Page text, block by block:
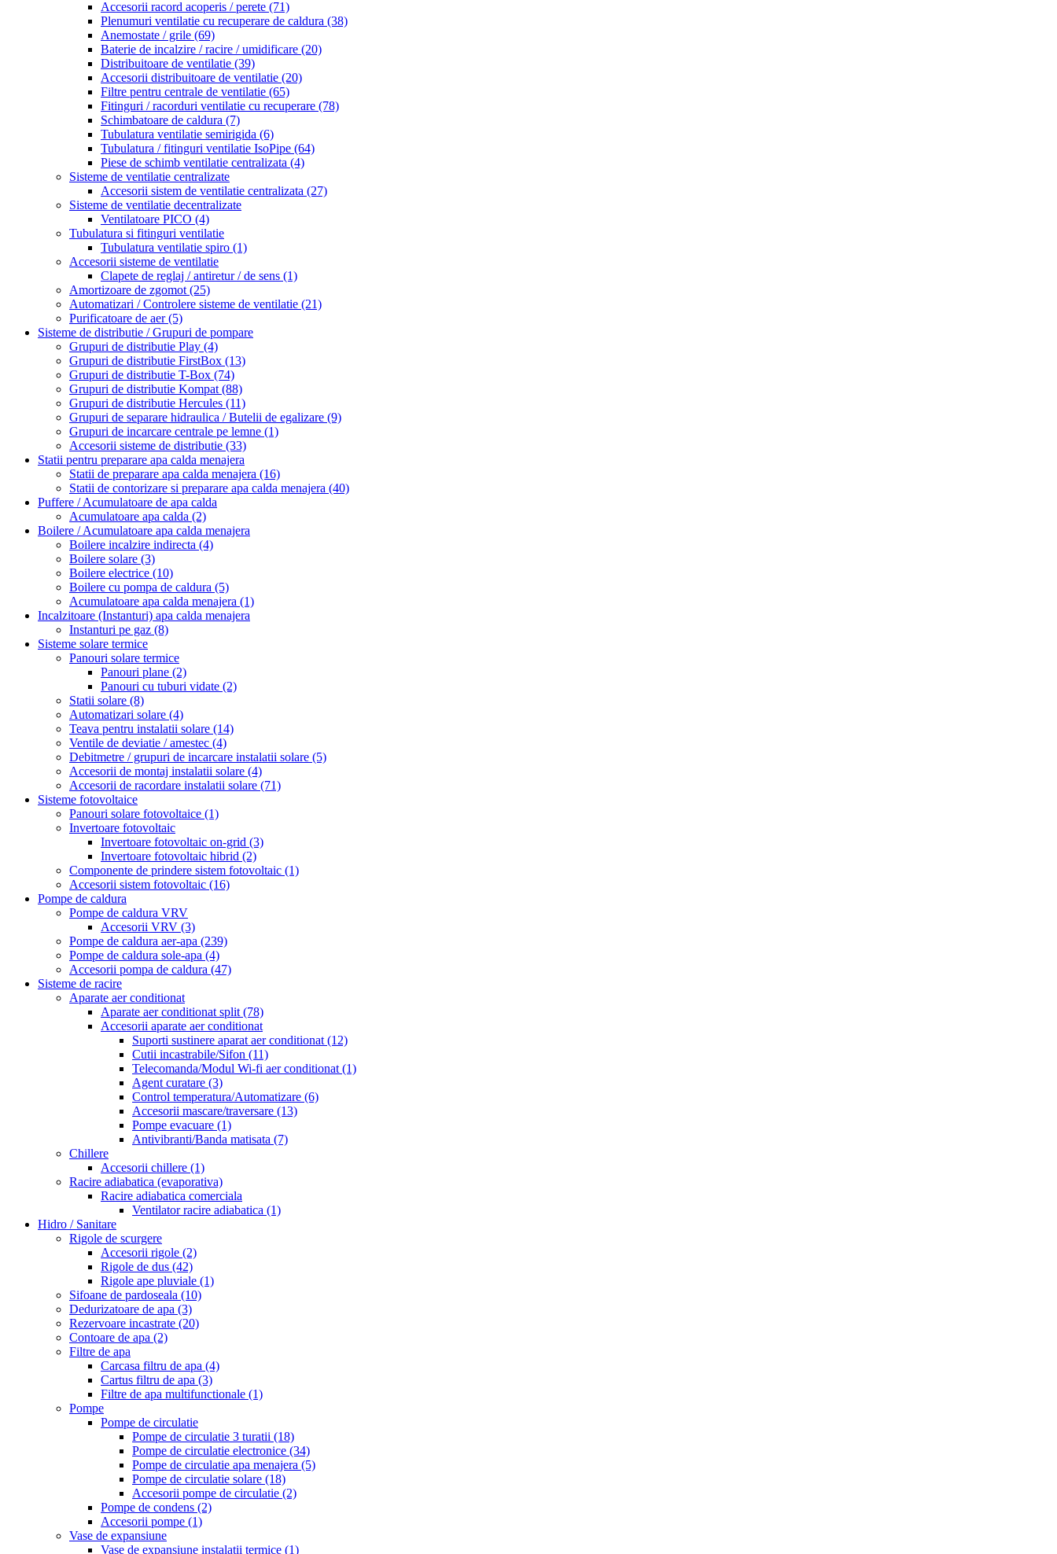
Accesorii racord acoperis / perete (71)
Plenumuri ventilatie cu recuperare de caldura (38)
Anemostate / grile (69)
Baterie de incalzire / racire / umidificare (20)
Distribuitoare de ventilatie (39)
Accesorii distribuitoare de ventilatie (20)
Filtre pentru centrale de ventilatie (65)
Fitinguri / racorduri ventilatie cu recuperare (78)
Schimbatoare de caldura (7)
Tubulatura ventilatie semirigida (6)
Tubulatura / fitinguri ventilatie IsoPipe (64)
Piese de schimb ventilatie centralizata (4)
Sisteme de ventilatie centralizate
Accesorii sistem de ventilatie centralizata (27)
Sisteme de ventilatie decentralizate
Ventilatoare PICO (4)
Tubulatura si fitinguri ventilatie
Tubulatura ventilatie spiro (1)
Accesorii sisteme de ventilatie
Clapete de reglaj / antiretur / de sens (1)
Amortizoare de zgomot (25)
Automatizari / Controlere sisteme de ventilatie (21)
Purificatoare de aer(5)
Sisteme de distributie / Grupuri de pompare
Grupuri de distributie Play (4)
Grupuri de distributie FirstBox (13)
Grupuri de distributie T-Box (74)
Grupuri de distributie Kompat (88)
Grupuri de distributie Hercules (11)
Grupuri de separare hidraulica / Butelii de egalizare (9)
Grupuri de incarcare centrale pe lemne (1)
Accesorii sisteme de distributie (33)
Statii pentru preparare apa calda menajera
Statii de preparare apa calda menajera (16)
Statii de contorizare si preparare apa calda menajera (40)
Puffere / Acumulatoare de apa calda
Acumulatoare apa calda (2)
Boilere / Acumulatoare apa calda menajera
Boilere incalzire indirecta (4)
Boilere solare (3)
Boilere electrice (10)
Boilere cu pompa de caldura (5)
Acumulatoare apa calda menajera (1)
Incalzitoare (Instanturi) apa calda menajera
Instanturi pe gaz (8)
Sisteme solare termice
Panouri solare termice
Panouri plane (2)
Panouri cu tuburi vidate (2)
Statii solare (8)
Automatizari solare (4)
Teava pentru instalatii solare (14)
Ventile de deviatie / amestec (4)
Debitmetre / grupuri de incarcare instalatii solare (5)
Accesorii de montaj instalatii solare (4)
Accesorii de racordare instalatii solare (71)
Sisteme fotovoltaice
Panouri solare fotovoltaice (1)
Invertoare fotovoltaic
Invertoare fotovoltaic on-grid (3)
Invertoare fotovoltaic hibrid (2)
Componente de prindere sistem fotovoltaic (1)
Accesorii sistem fotovoltaic (16)
Pompe de caldura
Pompe de caldura VRV
Accesorii VRV (3)
Pompe de caldura aer-apa (239)
Pompe de caldura sole-apa (4)
Accesorii pompa de caldura (47)
Sisteme de racire
Aparate aer conditionat
Aparate aer conditionat split (78)
Accesorii aparate aer conditionat
Suporti sustinere aparat aer conditionat (12)
Cutii incastrabile/Sifon (11)
Telecomanda/Modul Wi-fi aer conditionat (1)
Agent curatare (3)
Control temperatura/Automatizare (6)
Accesorii mascare/traversare (13)
Pompe evacuare (1)
Antivibranti/Banda matisata (7)
Chillere
Accesorii chillere (1)
Racire adiabatica (evaporativa)
Racire adiabatica comerciala
Ventilator racire adiabatica (1)
Hidro / Sanitare
Rigole de scurgere
Accesorii rigole (2)
Rigole de dus (42)
Rigole ape pluviale (1)
Sifoane de pardoseala (10)
Dedurizatoare de apa (3)
Rezervoare incastrate (20)
Contoare de apa (2)
Filtre de apa
Carcasa filtru de apa (4)
Cartus filtru de apa (3)
Filtre de apa multifunctionale (1)
Pompe
Pompe de circulatie
Pompe de circulatie 3 turatii (18)
Pompe de circulatie electronice (34)
Pompe de circulatie apa menajera (5)
Pompe de circulatie solare (18)
Accesorii pompe de circulatie (2)
Pompe de condens (2)
Accesorii pompe (1)
Vase de expansiune
Vase de expansiune instalatii termice (1)